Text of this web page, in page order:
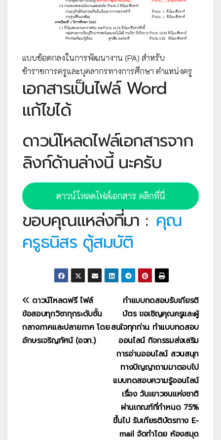
แบบข้อตกลงในการพัฒนางาน (PA) สำหรับ
ข้าราชการครูและบุคลากรทางการศึกษา ตำแหน่งครู
เอกสารเป็นไฟล์ Word
แก้ไขได้
ดาวน์โหลดไฟล์เอกสารจาก
ลิงก์ด้านล่างนี้ นะครับ
ดาวน์โหลดไฟล์เอกสาร คลิกที่นี่
ขอบคุณแหล่งที่มา : คุณ
ครูธนิสร ตู้สมบัติ
แนะแนว
เรื่อง
ทำแบบทดสอบรับเกียรติ
บัตร ขอเชิญคุณครูและผู้
สนใจทุกท่าน ทำแบบทดสอบ
ออนไลน์ กิจกรรมส่งเสริม
การอ่านออนไลน์ สวนสนุก
ทางปัญญาถามมาตอบไป
แบบทดสอบความรู้ออนไลน์
เรื่อง วันเยาวชนแห่งชาติ
ผ่านเกณฑ์ที่กำหนด 75%
ขึ้นไป รับเกียรติบัตรทาง E-
mail จัดทำโดย ห้องสมุด
ดาวน์โหลดฟรี ไฟล์
ข้อสอบทุกวิชาทุกระดับชั้น
กลางภาคและปลายภาค โดย
อักษรเจริญทัศน์ (อจท.)